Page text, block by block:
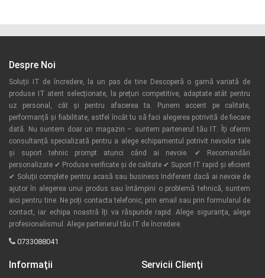
Despre Noi
Soluții IT de încredere, la un pas de tine Descoperă o gamă variată de
produse IT atent selecționate, la prețuri competitive, adaptate atât pentru
uz personal, cât și pentru afacerea ta. Punem accent pe calitate,
performanță și fiabilitate, astfel încât tu să faci alegerea potrivită de fiecare
dată. Nu suntem doar un magazin – suntem partenerul tău IT. Îți oferim
consultanță specializată pentru a alege echipamentul potrivit nevoilor tale
și suport tehnic prompt atunci când ai nevoie. ✔ Recomandări
personalizate ✔ Produse verificate și de calitate ✔ Suport IT rapid și eficient
✔ Soluții complete pentru acasă sau business Indiferent dacă ai nevoie de
ajutor în alegerea unui produs sau întâmpini o problemă tehnică, suntem
aici pentru tine. Ne poți contacta telefonic, prin email sau prin formularul de
contact, iar echipa noastră îți va răspunde rapid. Alege siguranța, alege
profesionalismul. Alege partenerul tău IT de încredere.
0733088041
Informaţii Servicii Clienţi